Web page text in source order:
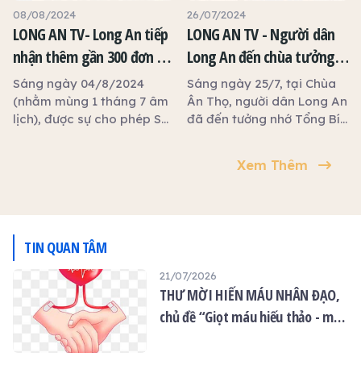
tiên, đi lễ chùa hay tham
gia những hoạt động thắp
đèn, thả đèn hoa đăng để
cầu tài lộc, may mắn.
08/08/2024
LONG AN TV- Long An tiếp
nhận thêm gần 300 đơn vị
máu từ hoạt động Hiến
máu nhân đạo
Sáng ngày 04/8/2024
(nhằm mùng 1 tháng 7 âm
lịch), được sự cho phép Sở
thảo - mùa Vu lan Báo
hiếu”.
26/07/2024
LONG AN TV - Người dân
Long An đến chùa tưởng
nhớ Tổng Bí thư Nguyễn
Phú Trọng
Sáng ngày 25/7, tại Chùa
Ân Thọ, người dân Long An
đã đến tưởng nhớ Tổng Bí
Xem Thêm
TIN QUAN TÂM
21/07/2026
THƯ MỜI HIẾN MÁU NHÂN ĐẠO,
chủ đề “Giọt máu hiếu thảo - mùa